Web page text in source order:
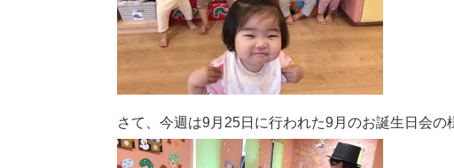
さて、今週は9月25日に行われた9月のお誕生日会の